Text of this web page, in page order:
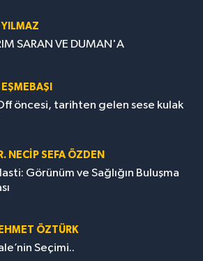
SARAN VE DUMAN'A
öncesi, tarihten gelen sese kulak
NECIP SEFA ÖZDEN
Görünüm ve Sağlığın Buluşma
ÖZTÜRK
Seçimi..